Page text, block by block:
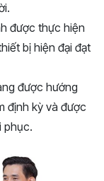
được thực hiện
bị hiện đại đạt
được hướng
định kỳ và được
phục.